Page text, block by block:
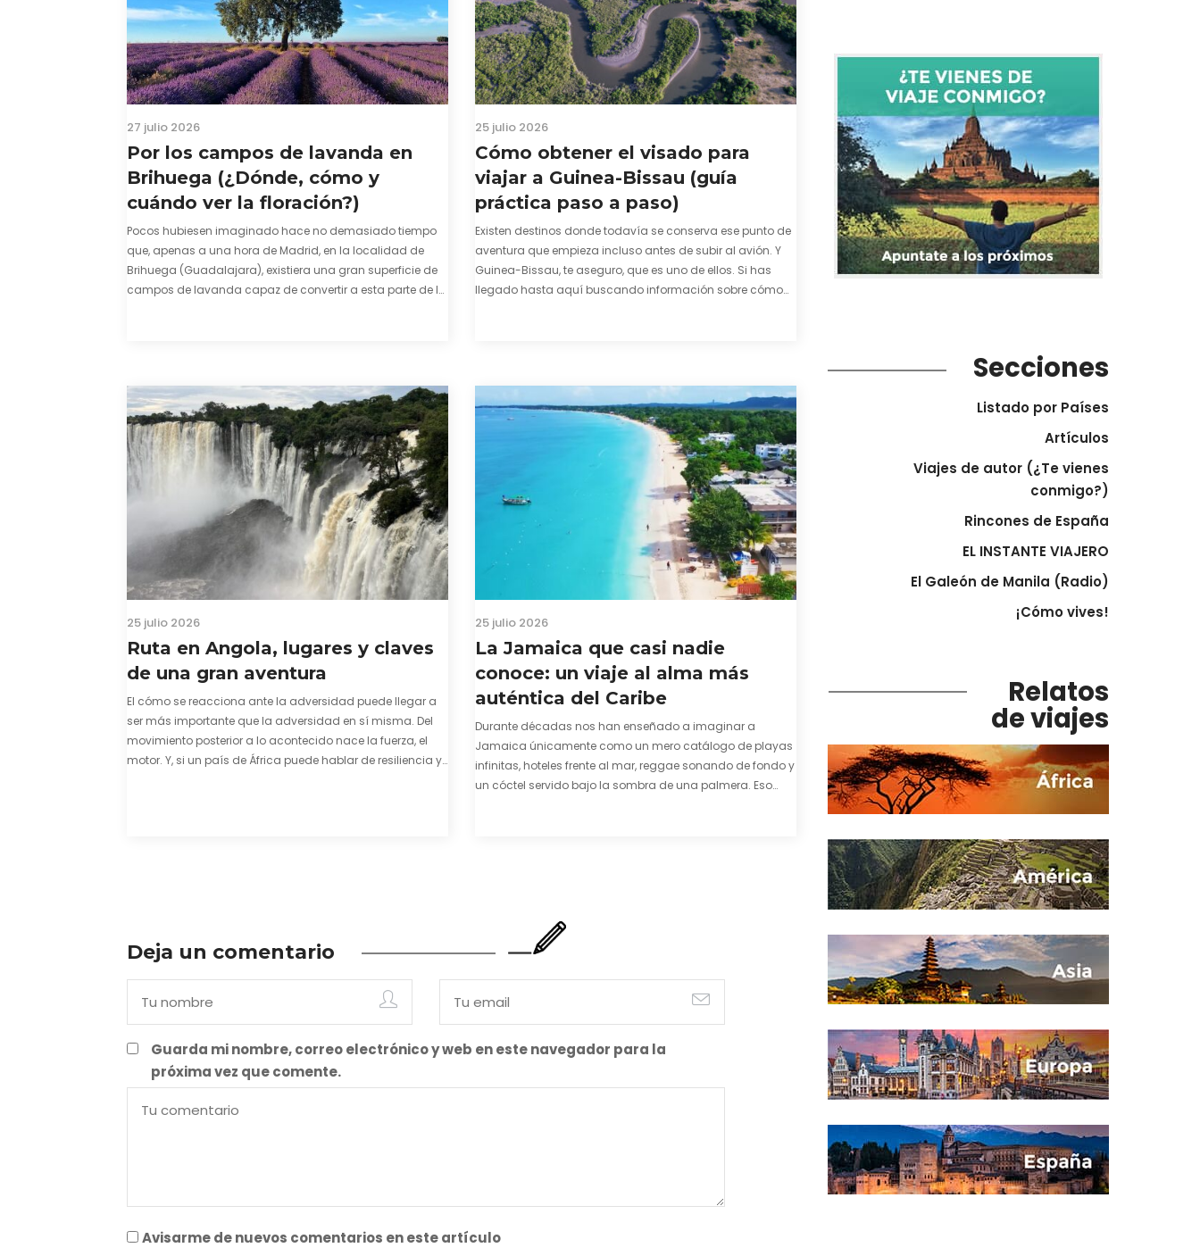
27 julio 2026
Por los campos de lavanda en
Brihuega (¿Dónde, cómo y
cuándo ver la floración?)
Pocos hubiesen imaginado hace no demasiado tiempo
que, apenas a una hora de Madrid, en la localidad de
Brihuega (Guadalajara), existiera una gran superficie de
campos de lavanda capaz de convertir a esta parte de la
25 julio 2026
Cómo obtener el visado para
viajar a Guinea-Bissau (guía
práctica paso a paso)
Existen destinos donde todavía se conserva ese punto de
aventura que empieza incluso antes de subir al avión. Y
Guinea-Bissau, te aseguro, que es uno de ellos. Si has
llegado hasta aquí buscando información sobre cómo
25 julio 2026
Ruta en Angola, lugares y claves
de una gran aventura
El cómo se reacciona ante la adversidad puede llegar a
ser más importante que la adversidad en sí misma. Del
movimiento posterior a lo acontecido nace la fuerza, el
motor. Y, si un país de África puede hablar de resiliencia y
25 julio 2026
La Jamaica que casi nadie
conoce: un viaje al alma más
auténtica del Caribe
Durante décadas nos han enseñado a imaginar a
Jamaica únicamente como un mero catálogo de playas
infinitas, hoteles frente al mar, reggae sonando de fondo y
un cóctel servido bajo la sombra de una palmera. Eso
Deja un comentario
Guarda mi nombre, correo electrónico y web en este navegador para la
próxima vez que comente.
Avisarme de nuevos comentarios en este artículo
Secciones
Listado por Países
Artículos
Viajes de autor (¿Te vienes
conmigo?)
Rincones de España
EL INSTANTE VIAJERO
El Galeón de Manila (Radio)
¡Cómo vives!
Relatos
de viajes